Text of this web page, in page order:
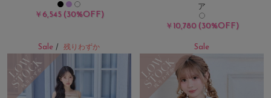
￥6,545 (30%OFF)
ア
￥10,780(30%OFF)
Sale /残りわずか Sale